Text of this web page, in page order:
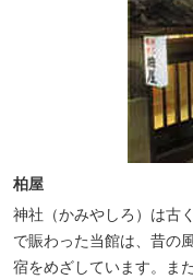
柏屋
神社（かみやしろ）は古
で賑わった当館は、昔の
宿をめざしています。ま